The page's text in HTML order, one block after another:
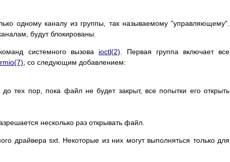
одному каналу из группы, так называемому "управляющему".
будут блокированы.
системного вызова ioctl(2) . Первая группа включает все
, со следующим добавлением:
до тех пор, пока файл не будет закрыт, все попытки его открыть
несколько раз открывать файл.
драйвера sxt. Некоторые из них могут выполняться только для